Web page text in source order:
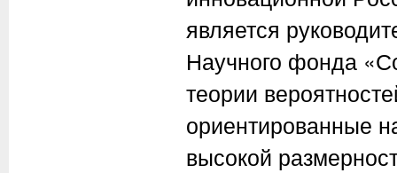
является
Научного фонда
теории
ориентированные
высокой